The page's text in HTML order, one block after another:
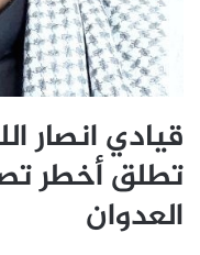
قيادي انصار
تطلق أخطر
العدوان